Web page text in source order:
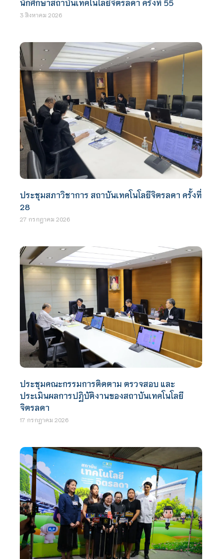
นักศึกษาสถาบันเทคโนโลยีจิตรลดา ครั้งที่ 55
3 สิงหาคม 2026
ประชุมสภาวิชาการ สถาบันเทคโนโลยีจิตรลดา ครั้งที่
28
27 กรกฎาคม 2026
ประชุมคณะกรรมการติดตาม ตรวจสอบ และ
ประเมินผลการปฏิบัติงานของสถาบันเทคโนโลยี
จิตรลดา
17 กรกฎาคม 2026